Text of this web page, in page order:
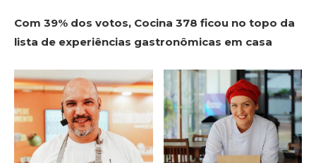
Com 39% dos votos, Cocina 378 ficou no topo da
lista de experiências gastronômicas em casa